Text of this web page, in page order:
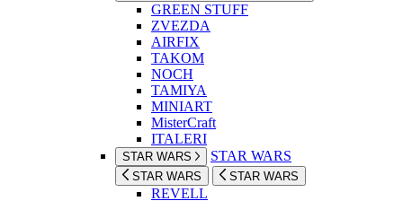
GREEN STUFF
ZVEZDA
AIRFIX
TAKOM
NOCH
TAMIYA
MINIART
MisterCraft
ITALERI
STAR WARS STAR WARS
STAR WARS STAR WARS
REVELL